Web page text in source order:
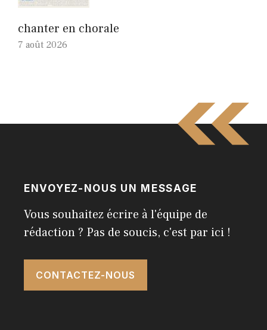
chanter en chorale
7 août 2026
ENVOYEZ-NOUS UN MESSAGE
Vous souhaitez écrire à l'équipe de
rédaction ? Pas de soucis, c'est par ici !
CONTACTEZ-NOUS